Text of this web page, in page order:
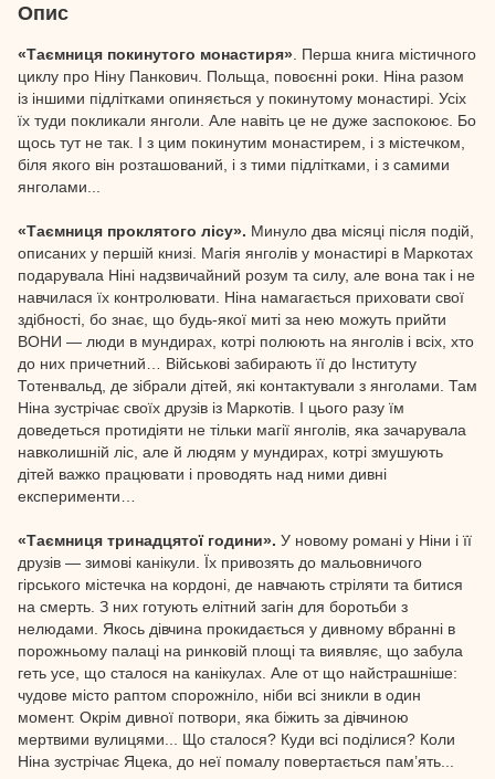
Опис
«Таємниця покинутого монастиря» . Перша книга містичного
циклу про Ніну Панкович. Польща, повоєнні роки. Ніна разом
із іншими підлітками опиняється у покинутому монастирі. Усіх
їх туди покликали янголи. Але навіть це не дуже заспокоює. Бо
щось тут не так. І з цим покинутим монастирем, і з містечком,
біля якого він розташований, і з тими підлітками, і з самими
янголами...
«Таємниця проклятого лісу». Минуло два місяці після подій,
описаних у першій книзі. Магія янголів у монастирі в Маркотах
подарувала Ніні надзвичайний розум та силу, але вона так і не
навчилася їх контролювати. Ніна намагається приховати свої
здібності, бо знає, що будь-якої миті за нею можуть прийти
ВОНИ — люди в мундирах, котрі полюють на янголів і всіх, хто
до них причетний… Військові забирають її до Інституту
Тотенвальд, де зібрали дітей, які контактували з янголами. Там
Ніна зустрічає своїх друзів із Маркотів. І цього разу їм
доведеться протидіяти не тільки магії янголів, яка зачарувала
навколишній ліс, але й людям у мундирах, котрі змушують
дітей важко працювати і проводять над ними дивні
експерименти…
«Таємниця тринадцятої години». У новому романі у Ніни і її
друзів — зимові канікули. Їх привозять до мальовничого
гірського містечка на кордоні, де навчають стріляти та битися
на смерть. З них готують елітний загін для боротьби з
нелюдами. Якось дівчина прокидається у дивному вбранні в
порожньому палаці на ринковій площі та виявляє, що забула
геть усе, що сталося на канікулах. Але от що найстрашніше:
чудове місто раптом спорожніло, ніби всі зникли в один
момент. Окрім дивної потвори, яка біжить за дівчиною
мертвими вулицями... Що сталося? Куди всі поділися? Коли
Ніна зустрічає Яцека, до неї помалу повертається пам’ять...